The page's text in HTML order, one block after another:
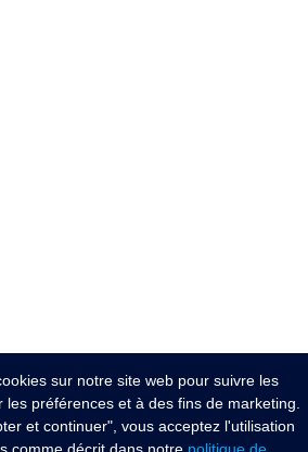
sur notre site web pour suivre les
préférences et à des fins de marketing.
et continuer", vous acceptez l'utilisation